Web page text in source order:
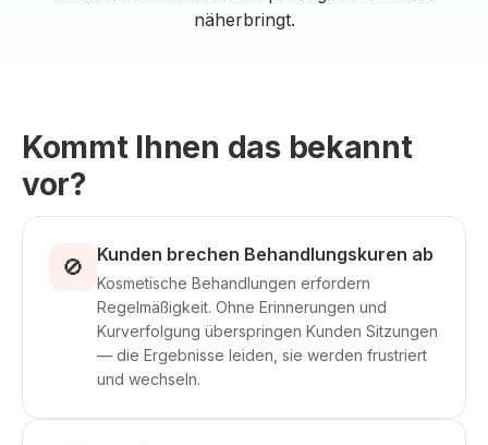
näherbringt.
Kommt Ihnen das bekannt
vor?
🚫 Kunden brechen Behandlungskuren ab
Kosmetische Behandlungen erfordern
Regelmäßigkeit. Ohne Erinnerungen und
Kurverfolgung überspringen Kunden Sitzungen
— die Ergebnisse leiden, sie werden frustriert
und wechseln.